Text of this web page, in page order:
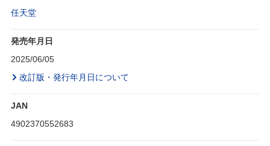
任天堂
発売年月日
2025/06/05
改訂版・発行年月日について
JAN
4902370552683